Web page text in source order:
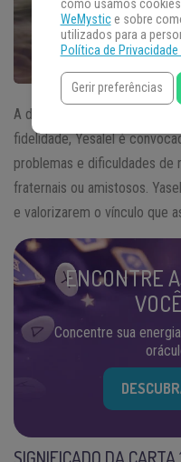
A décima terceira carta do
fidelidade, Yesalel é
problemas e dificuldades de
fraternais ou amistosos.
e valorizarem o vínculo que
ENCONTRE
Concentre sua
SIGNIFICADO DA
como usamos
WeMystice sobre
utilizados para a
Política de
Gerir preferências